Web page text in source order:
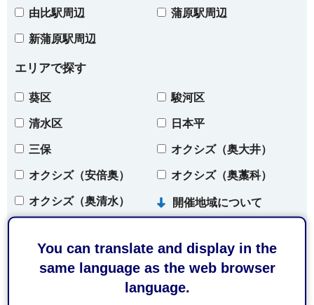
You can translate and display in the
same language as the web browser
language.
由比駅周辺 蒲原駅周辺
新蒲原駅周辺
エリアで探す
葵区 駿河区
清水区 日本平
三保 オクシズ（奥大井）
オクシズ（安倍奥） オクシズ（奥藁科）
オクシズ（奥清水） 開催地域について
条件をクリア